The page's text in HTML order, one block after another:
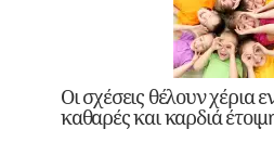
Οι σχέσεις θέλουν χέρια
καθαρές και καρδιά